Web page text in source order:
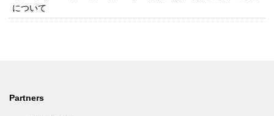
について
Partners